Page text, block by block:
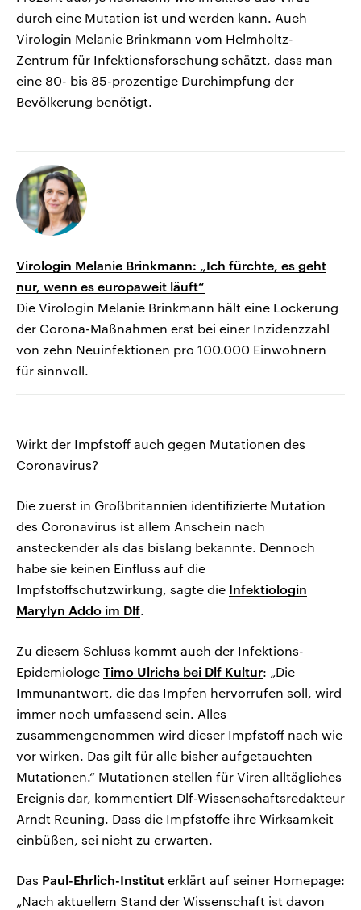
durch eine Mutation ist und werden kann. Auch
Virologin Melanie Brinkmann vom Helmholtz-
Zentrum für Infektionsforschung schätzt, dass man
eine 80- bis 85-prozentige Durchimpfung der
Bevölkerung benötigt.
Virologin Melanie Brinkmann: „Ich fürchte, es geht
nur, wenn es europaweit läuft“
Die Virologin Melanie Brinkmann hält eine Lockerung
der Corona-Maßnahmen erst bei einer Inzidenzzahl
von zehn Neuinfektionen pro 100.000 Einwohnern
für sinnvoll.
Wirkt der Impfstoff auch gegen Mutationen des
Coronavirus?
Die zuerst in Großbritannien identifizierte Mutation
des Coronavirus ist allem Anschein nach
ansteckender als das bislang bekannte. Dennoch
habe sie keinen Einfluss auf die
Impfstoffschutzwirkung, sagte die Infektiologin
Marylyn Addo im Dlf.
Zu diesem Schluss kommt auch der Infektions-
Epidemiologe Timo Ulrichs bei Dlf Kultur: „Die
Immunantwort, die das Impfen hervorrufen soll, wird
immer noch umfassend sein. Alles
zusammengenommen wird dieser Impfstoff nach wie
vor wirken. Das gilt für alle bisher aufgetauchten
Mutationen.“ Mutationen stellen für Viren alltägliches
Ereignis dar, kommentiert Dlf-Wissenschaftsredakteur
Arndt Reuning. Dass die Impfstoffe ihre Wirksamkeit
einbüßen, sei nicht zu erwarten.
Das Paul-Ehrlich-Institut erklärt auf seiner Homepage:
„Nach aktuellem Stand der Wissenschaft ist davon